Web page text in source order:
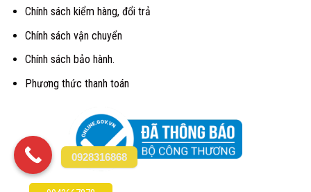
Chính sách kiểm hàng, đổi trả
Chính sách vận chuyển
Chính sách bảo hành.
Phương thức thanh toán
0928316868